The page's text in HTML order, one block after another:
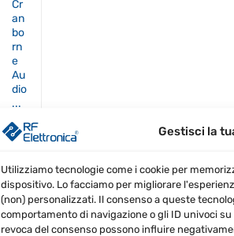
Gestisci la
Utilizziamo tecnologie come i cookie per
dispositivo. Lo facciamo per migliorare
(non) personalizzati. Il consenso a queste
comportamento di navigazione o gli ID univoci
revoca del consenso possono influire
Cr
an
bo
rn
e
Au
dio
...
SPEDIZIONE GRATIS
Il
prezzo
originale
era:
€2,190.00.
€2,058.60Il
prezzo
attuale
è:
€2,058.60.
IVA Inclusa